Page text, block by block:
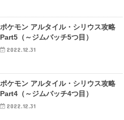
ポケモン アルタイル・シリウス攻略
Part5（～ジムバッチ5つ目）
2022.12.31
ポケモン アルタイル・シリウス攻略
Part4（～ジムバッチ4つ目）
2022.12.31